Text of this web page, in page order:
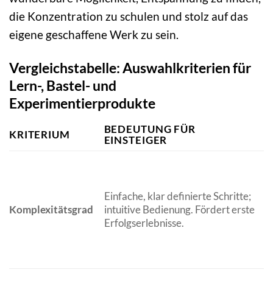
die Konzentration zu schulen und stolz auf das
eigene geschaffene Werk zu sein.
Vergleichstabelle: Auswahlkriterien für
Lern-, Bastel- und
Experimentierprodukte
KRITERIUM
BEDEUTUNG FÜR
EINSTEIGER
Komplexitätsgrad
Einfache, klar definierte Schritte;
intuitive Bedienung. Fördert erste
Erfolgserlebnisse.